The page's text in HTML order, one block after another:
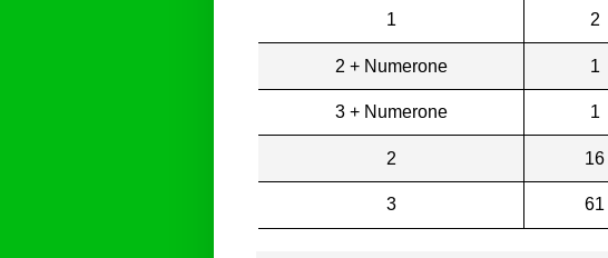
1 2
2 + Numerone 1
3 + Numerone 1
2 16
3 61